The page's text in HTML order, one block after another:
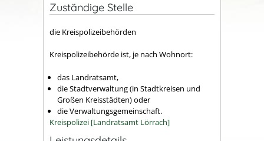
Zuständige Stelle
die Kreispolizeibehörden
Kreispolizeibehörde ist, je nach Wohnort:
das Landratsamt,
die Stadtverwaltung (in Stadtkreisen und
Großen Kreisstädten) oder
die Verwaltungsgemeinschaft.
Kreispolizei [Landratsamt Lörrach]